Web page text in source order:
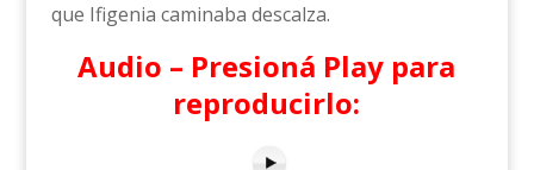
que Ifigenia caminaba descalza.
Audio – Presioná Play para
reproducirlo: